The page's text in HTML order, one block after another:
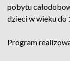
pobytu
dzieci w wieku do
Program